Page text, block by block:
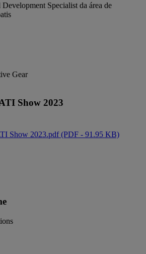
Specialist da área de
Show 2023
Show 2023.pdf (PDF - 91.95 KB)